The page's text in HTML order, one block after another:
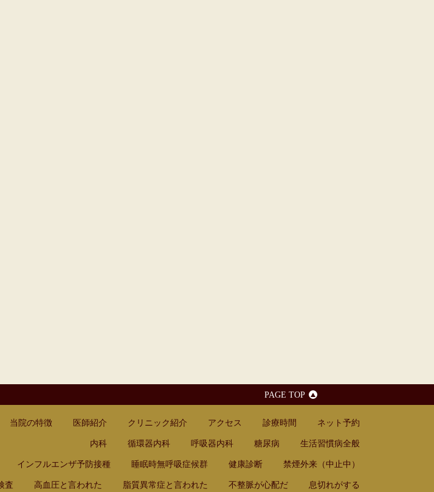
PAGE TOP
当院の特徴 医師紹介 クリニック紹介 アクセス 診療時間 ネット予約
内科 循環器内科 呼吸器内科 糖尿病 生活習慣病全般
インフルエンザ予防接種 睡眠時無呼吸症候群 健康診断 禁煙外来（中止中）
査 高血圧と言われた 脂質異常症と言われた 不整脈が心配だ 息切れがする